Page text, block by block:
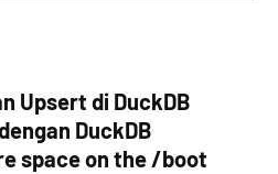
Upsert di DuckDB
DuckDB
space on the /boot